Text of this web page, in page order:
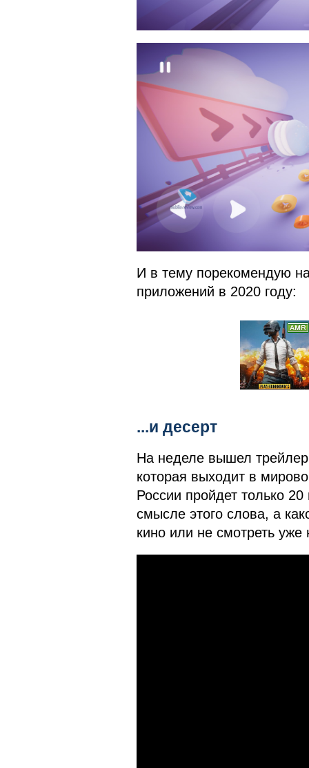
И в тему порекомендую
приложений в 2020 году:
...и десерт
На неделе вышел трейлер
которая выходит в
России пройдет только
смысле этого слова, а
кино или не смотреть уже